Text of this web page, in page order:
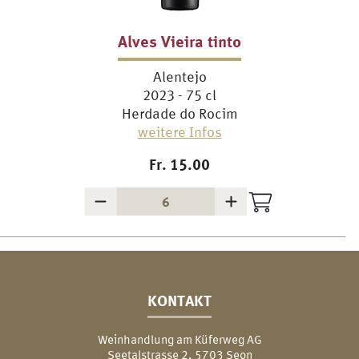
Alves Vieira tinto
Alentejo
2023 - 75 cl
Herdade do Rocim
weitere Infos
Fr. 15.00
KONTAKT
Weinhandlung am Küferweg AG
Seetalstrasse 2, 5703 Seon